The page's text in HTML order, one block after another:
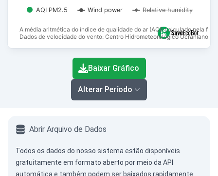
A média aritmética do índice de qualidade do ar (AQI) calculado pela
Dados de velocidade do vento: Centro Hidrometeorológico Ucraniano.
AQI PM2.5 Wind power Relative humidity
End of interactive chart.
Baixar Gráfico
Alterar Período
Abrir Arquivo de Dados
Todos os dados do nosso sistema estão disponíveis
gratuitamente em formato aberto por meio da API
automática e também podem ser baixados rapidamente